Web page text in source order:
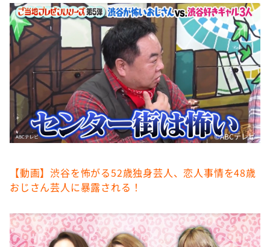
アナ回覧板
©️ABCテレビ
【動画】渋谷を怖がる52歳独身芸人、恋人事情を48歳
おじさん芸人に暴露される！